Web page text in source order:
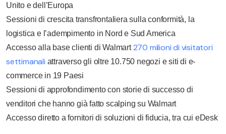
Unito e dell’Europa
Sessioni di crescita transfrontaliera sulla conformità, la
logistica e l’adempimento in Nord e Sud America
Accesso alla base clienti di Walmart 270 milioni di visitatori
settimanali attraverso gli oltre 10.750 negozi e siti di e-
commerce in 19 Paesi
Sessioni di approfondimento con storie di successo di
venditori che hanno già fatto scalping su Walmart
Accesso diretto a fornitori di soluzioni di fiducia, tra cui eDesk